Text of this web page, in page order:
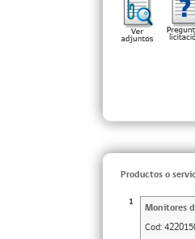
Productos o
1
Monitores
Cod: